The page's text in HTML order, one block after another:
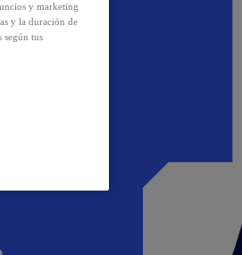
y marketing
y la duración de
según tus